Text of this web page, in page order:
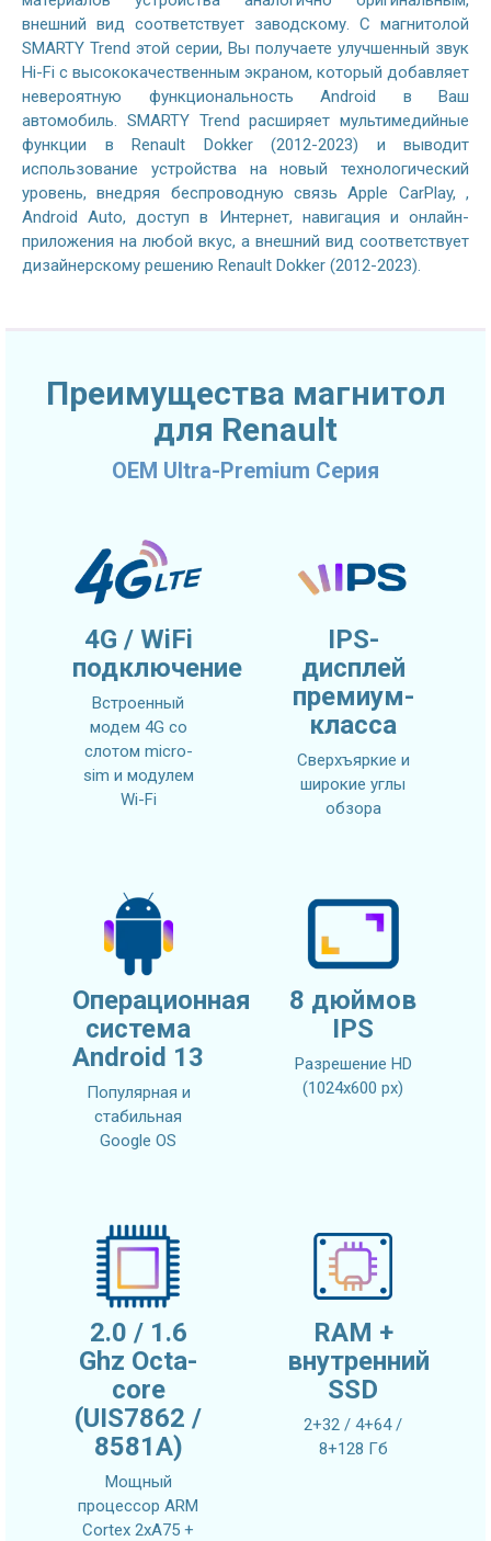
внешний вид соответствует заводскому. С магнитолой
SMARTY Trend этой серии, Вы получаете улучшенный звук
Hi-Fi с высококачественным экраном, который добавляет
невероятную функциональность Android в Ваш
автомобиль. SMARTY Trend расширяет мультимедийные
функции в Renault Dokker (2012-2023) и выводит
использование устройства на новый технологический
уровень, внедряя беспроводную связь Apple CarPlay, ,
Android Auto, доступ в Интернет, навигация и онлайн-
приложения на любой вкус, а внешний вид соответствует
дизайнерскому решению Renault Dokker (2012-2023).
Преимущества магнитол
для Renault
OEM Ultra-Premium Серия
4G / WiFi
подключение
Встроенный
модем 4G со
слотом micro-
sim и модулем
Wi-Fi
IPS-
дисплей
премиум-
класса
Сверхъяркие и
широкие углы
обзора
Операционная
система
Android 13
Популярная и
стабильная
Google OS
8 дюймов
IPS
Разрешение HD
(1024х600 px)
2.0 / 1.6
Ghz Octa-
core
(UIS7862 /
8581A)
Мощный
процессор ARM
Cortex 2xA75 +
RAM +
внутренний
SSD
2+32 / 4+64 /
8+128 Гб